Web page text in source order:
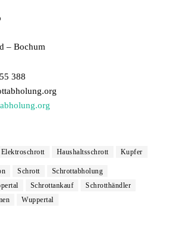
– Bochum
388
Elektroschrott Haushaltsschrott Kupfer
Schrott
Schrottabholung
Schrottankauf
Schrotthändler
Wuppertal